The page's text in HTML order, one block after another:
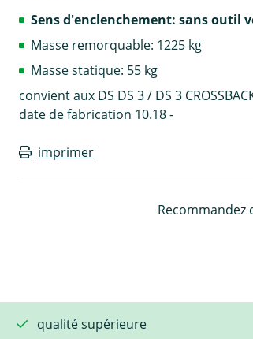
Sens d'enclenchement: sans outil
Masse remorquable: 1225 kg
Masse statique: 55 kg
convient aux DS DS 3 / DS 3
date de fabrication 10.18 -
imprimer
Recommandez
qualité supérieure